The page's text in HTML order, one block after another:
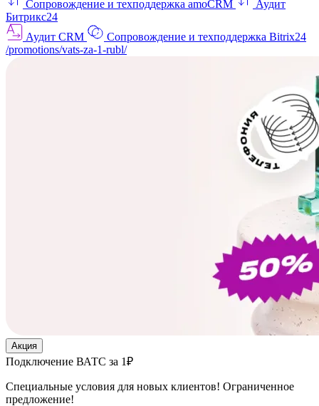
Сопровождение и техподдержка amoCRM
Аудит
Битрикс24
Аудит CRM
Сопровождение и техподдержка Bitrix24
/promotions/vats-za-1-rubl/
Акция
Подключение ВАТС за 1₽
Специальные условия для новых клиентов! Ограниченное
предложение!